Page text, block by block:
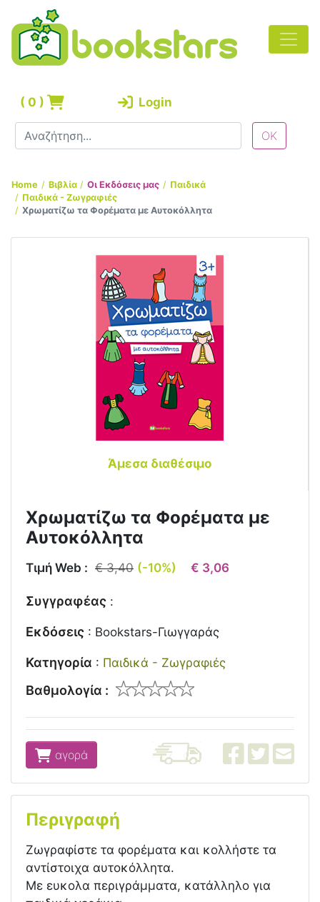
( 0 ) Login
Home Βιβλία Οι Εκδόσεις μας
Παιδικά
Παιδικά - Ζωγραφιές
Χρωματίζω τα Φορέματα με Αυτοκόλλητα
Άμεσα διαθέσιμο
Χρωματίζω τα Φορέματα με
Αυτοκόλλητα
Τιμή Web : € 3,40 (-10%) € 3,06
Συγγραφέας :
Εκδόσεις : Bookstars-Γιωγγαράς
Κατηγορία : Παιδικά - Ζωγραφιές
Βαθμολογία :
αγορά
Περιγραφή
Ζωγραφίστε τα φορέματα και κολλήστε τα
αντίστοιχα αυτοκόλλητα.
Με ευκολα περιγράμματα, κατάλληλο για